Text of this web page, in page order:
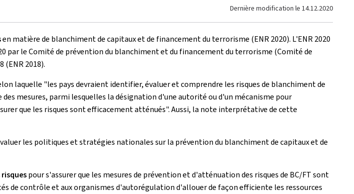
Dernière modification le 14.12.2020
en matière de blanchiment de capitaux et de financement du terrorisme (ENR 2020). L'ENR 2020
par le Comité de prévention du blanchiment et du financement du terrorisme (Comité de
(ENR 2018).
laquelle "les pays devraient identifier, évaluer et comprendre les risques de blanchiment de
mesures, parmi lesquelles la désignation d'une autorité ou d'un mécanisme pour
que les risques sont efficacement atténués". Aussi, la note interprétative de cette
les politiques et stratégies nationales sur la prévention du blanchiment de capitaux et de
pour s'assurer que les mesures de prévention et d'atténuation des risques de BC/FT sont
de contrôle et aux organismes d'autorégulation d'allouer de façon efficiente les ressources